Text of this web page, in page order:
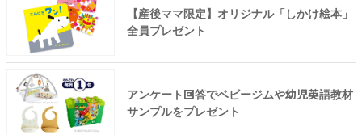
【産後ママ限定】オリジナル「しかけ絵本」
全員プレゼント
アンケート回答でベビージムや幼児英語教材
サンプルをプレゼント